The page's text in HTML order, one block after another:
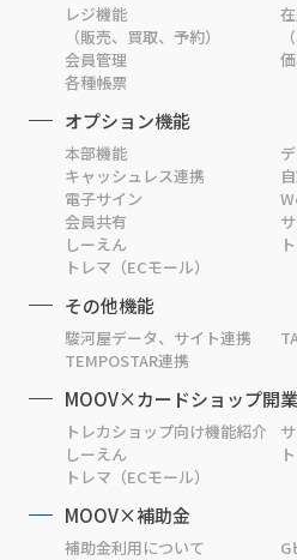
レジ機能
（販売、買取、予約）
会員管理
各種帳票
オプション機能
本部機能
キャッシュレス連携
電子サイン
会員共有
しーえん
トレマ（ECモール）
その他機能
駿河屋データ、サイト連携
TEMPOSTAR連携
MOOV×カードショップ開業
トレカショップ向け機能紹介
しーえん
トレマ（ECモール）
MOOV×補助金
補助金利用について G